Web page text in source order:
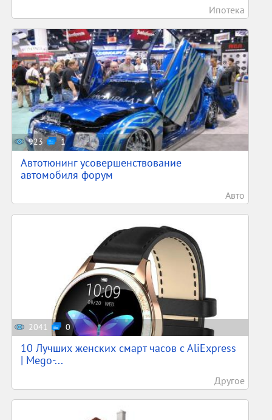
Ипотека
923 1
Автотюнинг усовершенствование
автомобиля форум
Авто
2041 0
10 Лучших женских смарт часов c AliExpress
| Mego-...
Другое